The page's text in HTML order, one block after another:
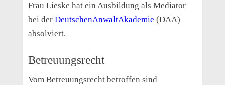
Frau Lieske hat ein Ausbildung als Mediator
bei der DeutschenAnwaltAkademie (DAA)
absolviert.
Betreuungsrecht
Vom Betreuungsrecht betroffen sind